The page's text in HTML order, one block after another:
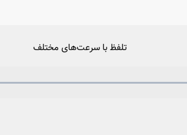
تلفظ با سرعت‌های مختلف